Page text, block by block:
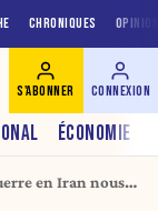
CHRONIQUES
ÉCONOMIE
S'ABONNER CONNEXION
en Iran nous